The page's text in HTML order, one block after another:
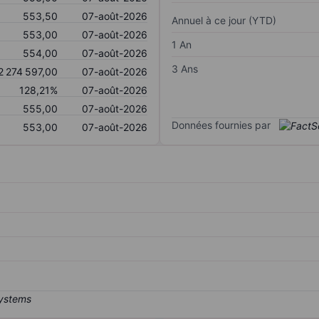
553,50
07-août-2026
553,00
07-août-2026
554,00
07-août-2026
274 597,00
07-août-2026
128,21%
07-août-2026
555,00
07-août-2026
553,00
07-août-2026
Annuel à ce jour (YTD)
1 An
3 Ans
Données fournies par